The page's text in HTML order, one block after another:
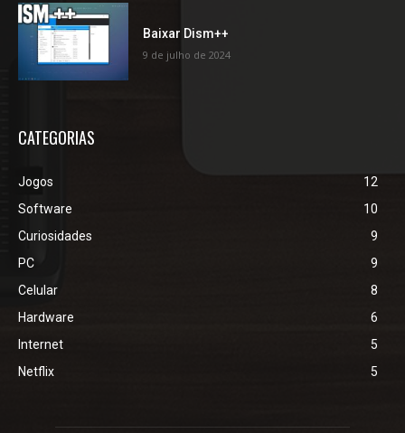
Baixar Dism++
9 de julho de 2024
CATEGORIAS
Jogos
12
Software
10
Curiosidades
9
PC
9
Celular
8
Hardware
6
Internet
5
Netflix
5